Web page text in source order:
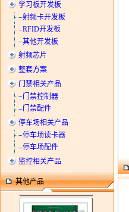
学习板开发板
射频卡开发板
RFID开发板
其他开发板
射频芯片
整套方案
门禁相关产品
门禁控制器
门禁配件
停车场相关产品
停车场读卡器
停车场配件
监控相关产品
其他产品